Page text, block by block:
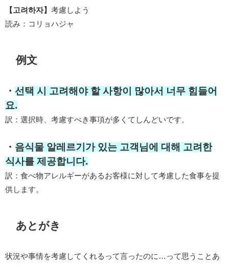
【고려하자】 考慮しよう
読み：コリョハジャ
例文
・ 선택 시 고려해야 할 사항이 많아서 너무 힘들어
요.
訳：選択時、考慮すべき事項が多くてしんどいです。
・ 음식물 알레르기가 있는 고객님에 대해 고려한
식사를 제공합니다.
訳：食べ物アレルギーがあるお客様に対して考慮した食事を提
供します。
あとがき
状況や事情を考慮してくれるって言ったのに…って思うことあ